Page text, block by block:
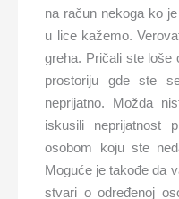
na račun nekoga ko
u lice kažemo.
greha. Pričali ste loše
prostoriju gde ste
neprijatno. Možda
iskusili neprijatnost
osobom koju ste
Moguće je takođe da
stvari o određenoj